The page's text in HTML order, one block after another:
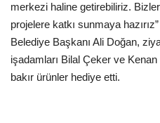
merkezi haline getirebiliriz.
projelere katkı sunmaya
Belediye Başkanı Ali Doğan,
işadamları Bilal Çeker ve
bakır ürünler hediye etti.